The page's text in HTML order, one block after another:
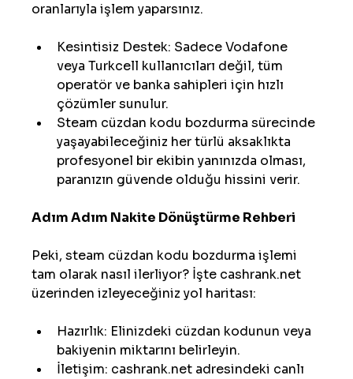
oranlarıyla işlem yaparsınız.
Kesintisiz Destek: Sadece Vodafone
veya Turkcell kullanıcıları değil, tüm
operatör ve banka sahipleri için hızlı
çözümler sunulur.
Steam cüzdan kodu bozdurma sürecinde
yaşayabileceğiniz her türlü aksaklıkta
profesyonel bir ekibin yanınızda olması,
paranızın güvende olduğu hissini verir.
Adım Adım Nakite Dönüştürme Rehberi
Peki, steam cüzdan kodu bozdurma işlemi
tam olarak nasıl ilerliyor? İşte cashrank.net
üzerinden izleyeceğiniz yol haritası:
Hazırlık: Elinizdeki cüzdan kodunun veya
bakiyenin miktarını belirleyin.
İletişim: cashrank.net adresindeki canlı